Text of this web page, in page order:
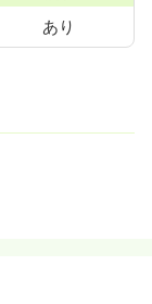
あり